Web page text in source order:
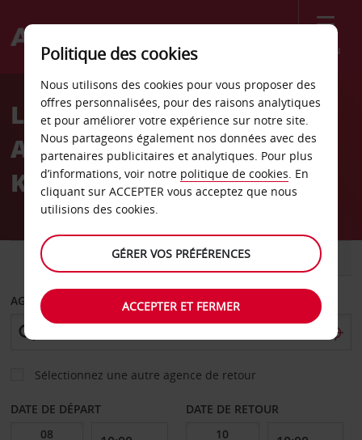
Menu
Welcome
AvisLocation de voiture
Aéroport international de
Kuala Lumpur
UTILITAIRE
AGENCE DE DÉPART
Sélectionnez une autre agence de retour
DATE DE DÉPART DATE DE RETOUR
Politique des cookies
Nous utilisons des cookies pour vous proposer des
offres personnalisées, pour des raisons analytiques
et pour améliorer votre expérience sur notre site.
Nous partageons également nos données avec des
partenaires publicitaires et analytiques. Pour plus
d’informations, voir notre politique de cookies. En
cliquant sur ACCEPTER vous acceptez que nous
utilisions des cookies.
GÉRER VOS PRÉFÉRENCES
ACCEPTER ET FERMER